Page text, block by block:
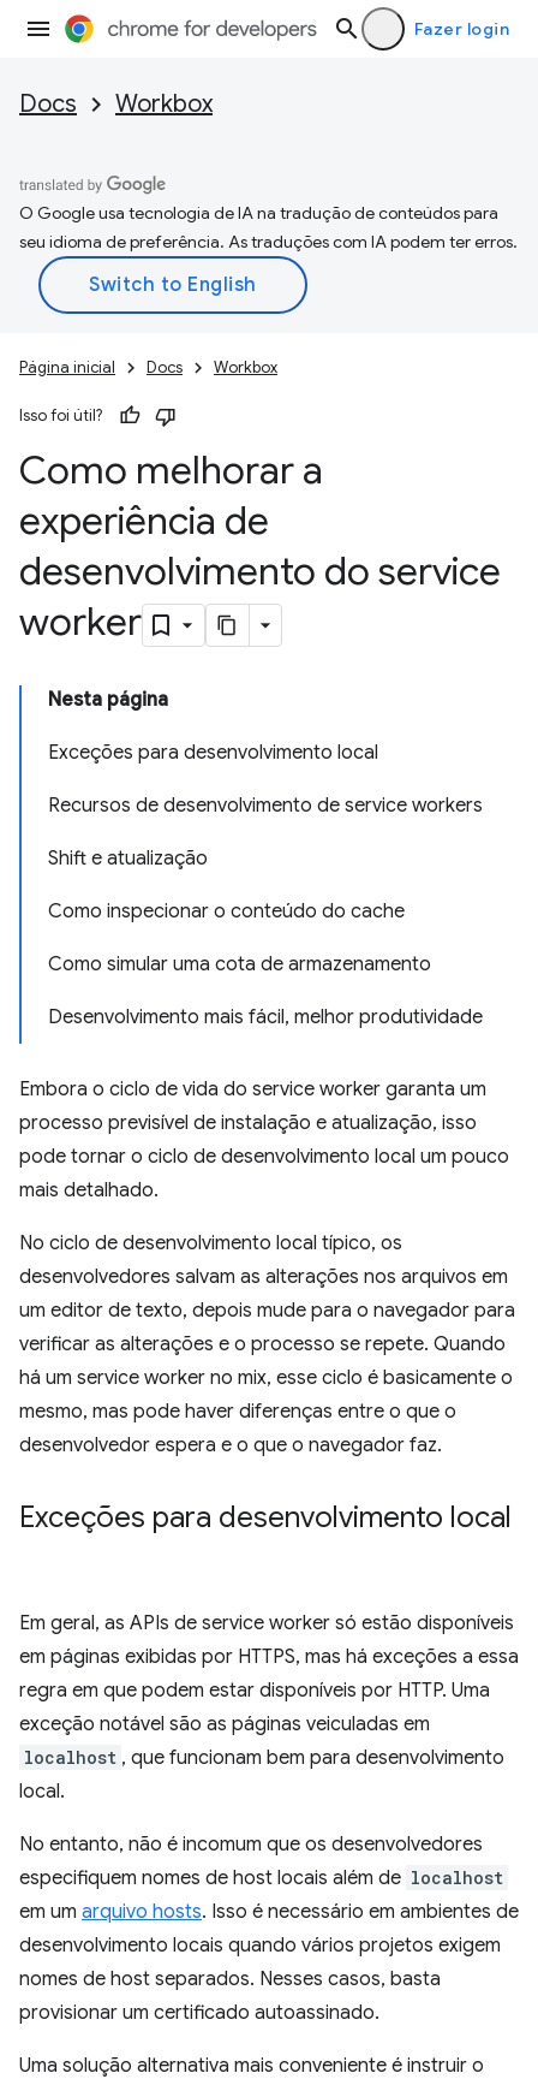
Fazer login
Docs Workbox
O Google usa tecnologia de IA na tradução de conteúdos para
seu idioma de preferência. As traduções com IA podem ter erros.
Página inicial Docs Workbox
Isso foi útil?
Como melhorar a
experiência de
desenvolvimento do service
worker
Nesta página
Exceções para desenvolvimento local
Recursos de desenvolvimento de service workers
Shift e atualização
Como inspecionar o conteúdo do cache
Como simular uma cota de armazenamento
Desenvolvimento mais fácil, melhor produtividade
Embora o ciclo de vida do service worker garanta um
processo previsível de instalação e atualização, isso
pode tornar o ciclo de desenvolvimento local um pouco
mais detalhado.
No ciclo de desenvolvimento local típico, os
desenvolvedores salvam as alterações nos arquivos em
um editor de texto, depois mude para o navegador para
verificar as alterações e o processo se repete. Quando
há um service worker no mix, esse ciclo é basicamente o
mesmo, mas pode haver diferenças entre o que o
desenvolvedor espera e o que o navegador faz.
Exceções para desenvolvimento local
Em geral, as APIs de service worker só estão disponíveis
em páginas exibidas por HTTPS, mas há exceções a essa
regra em que podem estar disponíveis por HTTP. Uma
exceção notável são as páginas veiculadas em
localhost , que funcionam bem para desenvolvimento
local.
No entanto, não é incomum que os desenvolvedores
especifiquem nomes de host locais além de localhost
em um arquivo hosts. Isso é necessário em ambientes de
desenvolvimento locais quando vários projetos exigem
nomes de host separados. Nesses casos, basta
provisionar um certificado autoassinado.
Uma solução alternativa mais conveniente é instruir o